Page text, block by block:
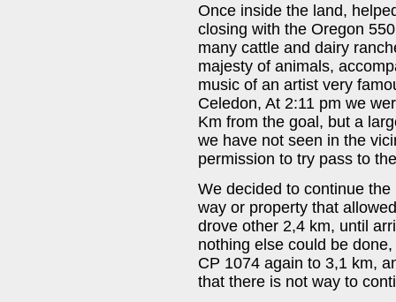
Once inside the land,
closing with the Oregon
many cattle and dairy
majesty of animals,
music of an artist very
Celedon, At 2:11 pm we
Km from the goal, but a
we have not seen in the
permission to try pass to
We decided to continue
way or property that
drove other 2,4 km, until
nothing else could be
CP 1074 again to 3,1 km,
that there is not way to